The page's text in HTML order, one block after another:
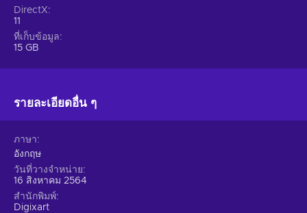
DirectX
11
ที่เก็บข้อมูล
15 GB
รายละเอียดอื่น ๆ
ภาษา
อังกฤษ
วันที่วางจำหน่าย
16 สิงหาคม 2564
สำนักพิมพ์
Digixart